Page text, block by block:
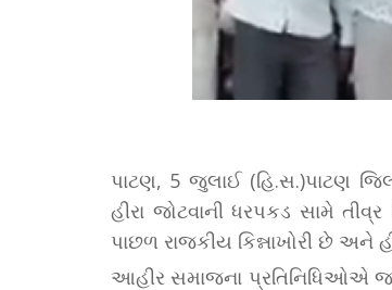
પાટણ, 5 જુલાઈ (હિ.સ.)પાટણ
હીરા જોટવાની ધરપકડ સામે
પાછળ રાજકીય કિન્નાખોરી છે
આહીર સમાજના પ્રતિનિધિઓએ